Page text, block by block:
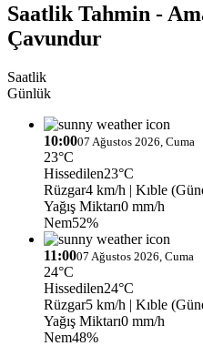
Saatlik Tahmin -
Çavundur
Saatlik
Günlük
10:0007 Ağustos 2026, Cuma
23°C
Hissedilen23°C
Rüzgar4 km/h | Kıble
Yağış Miktarı0 mm/h
Nem52%
11:0007 Ağustos 2026, Cuma
24°C
Hissedilen24°C
Rüzgar5 km/h | Kıble
Yağış Miktarı0 mm/h
Nem48%